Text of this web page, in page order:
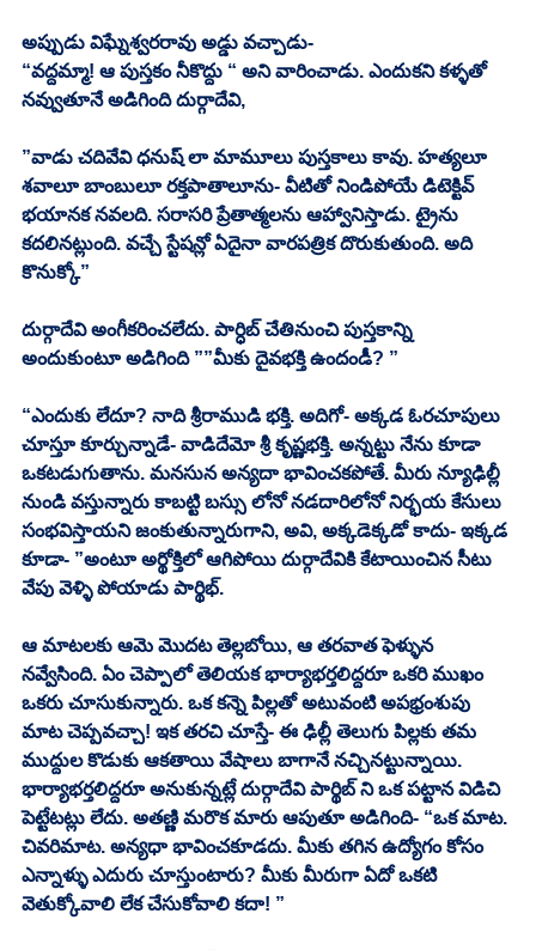
అప్పుడు విఘ్నేశ్వరరావు అడ్డు వచ్చాడు-
“వద్దమ్మా! ఆ పుస్తకం నీకొద్దు “ అని వారించాడు. ఎందుకని కళ్ళతో
నవ్వుతూనే అడిగింది దుర్గాదేవి,
”వాడు చదివేవి ధనుష్ లా మామూలు పుస్తకాలు కావు. హత్యలూ
శవాలూ బాంబులూ రక్తపాతాలూను- వీటితో నిండిపోయే డిటెక్టివ్
భయానక నవలది. సరాసరి ప్రేతాత్మలను ఆహ్వానిస్తాడు. ట్రైను
కదలినట్లుంది. వచ్చే స్టేషన్లో ఏదైనా వారపత్రిక దొరుకుతుంది. అది
కొనుక్కో”
దుర్గాదేవి అంగీకరించలేదు. పార్ధిబ్ చేతినుంచి పుస్తకాన్ని
అందుకుంటూ అడిగింది ””మీకు దైవభక్తి ఉందండీ? ”
“ఎందుకు లేదూ? నాది శ్రీరాముడి భక్తి. అదిగో- అక్కడ ఓరచూపులు
చూస్తూ కూర్చున్నాడే- వాడిదేమో శ్రీ కృష్ణభక్తి. అన్నట్టు నేను కూడా
ఒకటడుగుతాను. మనసున అన్యదా భావించకపోతే. మీరు న్యూఢిల్లీ
నుండి వస్తున్నారు కాబట్టి బస్సు లోనో నడదారిలోనో నిర్భయ కేసులు
సంభవిస్తాయని జంకుతున్నారుగాని, అవి, అక్కడెక్కడో కాదు- ఇక్కడ
కూడా- ”అంటూ అర్థోక్తిలో ఆగిపోయి దుర్గాదేవికి కేటాయించిన సీటు
వేపు వెళ్ళి పోయాడు పార్థిభ్.
ఆ మాటలకు ఆమె మొదట తెల్లబోయి, ఆ తరవాత ఫెళ్ళున
నవ్వేసింది. ఏం చెప్పాలో తెలియక భార్యాభర్తలిద్దరూ ఒకరి ముఖం
ఒకరు చూసుకున్నారు. ఒక కన్నె పిల్లతో అటువంటి అపభ్రంశుపు
మాట చెప్పవచ్చా! ఇక తరచి చూస్తే- ఈ ఢిల్లీ తెలుగు పిల్లకు తమ
ముద్దుల కొడుకు ఆకతాయి వేషాలు బాగానే నచ్చినట్టున్నాయి.
భార్యాభర్తలిద్దరూ అనుకున్నట్లే దుర్గాదేవి పార్థిబ్ ని ఒక పట్టాన విడిచి
పెట్టేటట్లు లేదు. అతణ్ణి మరొక మారు ఆపుతూ అడిగింది- “ఒక మాట.
చివరిమాట. అన్యధా భావించకూడదు. మీకు తగిన ఉద్యోగం కోసం
ఎన్నాళ్ళు ఎదురు చూస్తుంటారు? మీకు మీరుగా ఏదో ఒకటి
వెతుక్కోవాలి లేక చేసుకోవాలి కదా! ”